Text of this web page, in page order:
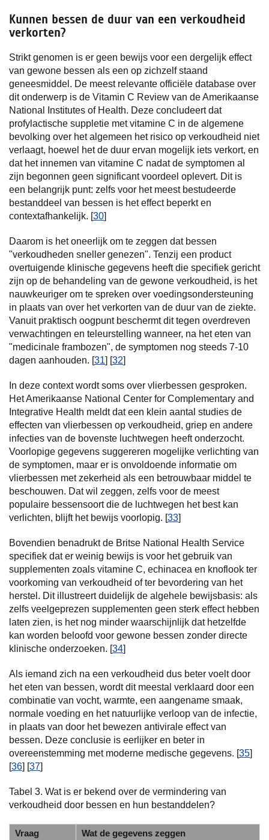
Kunnen bessen de duur van een verkoudheid
verkorten?
Strikt genomen is er geen bewijs voor een dergelijk effect
van gewone bessen als een op zichzelf staand
geneesmiddel. De meest relevante officiële database over
dit onderwerp is de Vitamin C Review van de Amerikaanse
National Institutes of Health. Deze concludeert dat
profylactische suppletie met vitamine C in de algemene
bevolking over het algemeen het risico op verkoudheid niet
verlaagt, hoewel het de duur ervan mogelijk iets verkort, en
dat het innemen van vitamine C nadat de symptomen al
zijn begonnen geen significant voordeel oplevert. Dit is
een belangrijk punt: zelfs voor het meest bestudeerde
bestanddeel van bessen is het effect beperkt en
contextafhankelijk. [30]
Daarom is het oneerlijk om te zeggen dat bessen
"verkoudheden sneller genezen". Tenzij een product
overtuigende klinische gegevens heeft die specifiek gericht
zijn op de behandeling van de gewone verkoudheid, is het
nauwkeuriger om te spreken over voedingsondersteuning
in plaats van over het verkorten van de duur van de ziekte.
Vanuit praktisch oogpunt beschermt dit tegen overdreven
verwachtingen en teleurstelling wanneer, na het eten van
"medicinale frambozen", de symptomen nog steeds 7-10
dagen aanhouden. [31] [32]
In deze context wordt soms over vlierbessen gesproken.
Het Amerikaanse National Center for Complementary and
Integrative Health meldt dat een klein aantal studies de
effecten van vlierbessen op verkoudheid, griep en andere
infecties van de bovenste luchtwegen heeft onderzocht.
Voorlopige gegevens suggereren mogelijke verlichting van
de symptomen, maar er is onvoldoende informatie om
vlierbessen met zekerheid als een betrouwbaar middel te
beschouwen. Dat wil zeggen, zelfs voor de meest
populaire bessensoort die de luchtwegen het best kan
verlichten, blijft het bewijs voorlopig. [33]
Bovendien benadrukt de Britse National Health Service
specifiek dat er weinig bewijs is voor het gebruik van
supplementen zoals vitamine C, echinacea en knoflook ter
voorkoming van verkoudheid of ter bevordering van het
herstel. Dit illustreert duidelijk de algehele bewijsbasis: als
zelfs veelgeprezen supplementen geen sterk effect hebben
laten zien, is het nog minder waarschijnlijk dat hetzelfde
kan worden beloofd voor gewone bessen zonder directe
klinische onderzoeken. [34]
Als iemand zich na een verkoudheid dus beter voelt door
het eten van bessen, wordt dit meestal verklaard door een
combinatie van vocht, warmte, een aangename smaak,
normale voeding en het natuurlijke verloop van de infectie,
in plaats van door het bewezen antivirale effect van
bessen. Deze conclusie is eerlijker en beter in
overeenstemming met moderne medische gegevens. [35]
[36] [37]
Tabel 3. Wat is er bekend over de vermindering van
verkoudheid door bessen en hun bestanddelen?
Vraag Wat de gegevens zeggen